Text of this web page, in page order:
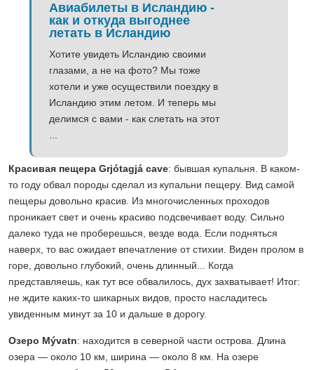
Авиабилеты в Исландию -
как и откуда выгоднее
летать в Исландию
Хотите увидеть Исландию своими
глазами, а не на фото? Мы тоже
хотели и уже осуществили поездку в
Исландию этим летом. И теперь мы
делимся с вами - как слетать на этот
...
Красивая пещера Grjótagjá cave: бывшая купальня. В каком-
то году обвал породы сделал из купальни пещеру. Вид самой
пещеры довольно красив. Из многочисленных проходов
проникает свет и очень красиво подсвечивает воду. Сильно
далеко туда не проберешься, везде вода. Если подняться
наверх, то вас ожидает впечатление от стихии. Виден пролом в
горе, довольно глубокий, очень длинный... Когда
представляешь, как тут все обвалилось, дух захватывает! Итог:
не ждите каких-то шикарных видов, просто насладитесь
увиденным минут за 10 и дальше в дорогу.
Озеро Mývatn: находится в северной части острова. Длина
озера — около 10 км, ширина — около 8 км. На озере